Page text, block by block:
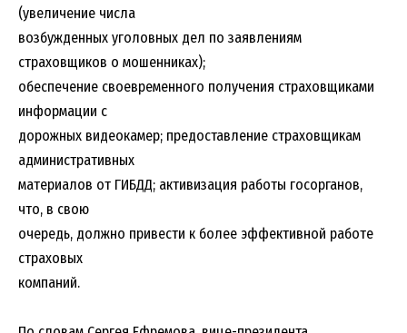
(увеличение числа
возбужденных уголовных дел по заявлениям
страховщиков о мошенниках);
обеспечение своевременного получения страховщиками
информации с
дорожных видеокамер; предоставление страховщикам
административных
материалов от ГИБДД; активизация работы госорганов,
что, в свою
очередь, должно привести к более эффективной работе
страховых
компаний.